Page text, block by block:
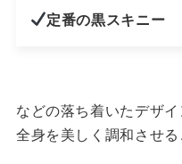
定番の黒スキニー
などの落ち着いたデザ
全身を美しく調和させる